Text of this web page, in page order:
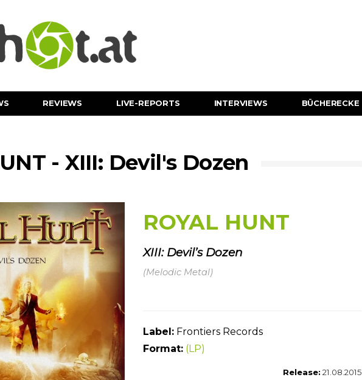
REVIEWS LIVE-REPORTS INTERVIEWS BÜCHERECKE
- XIII: Devil's Dozen
ROYAL HUNT
XIII: Devil’s Dozen
(Melodic Metal)
Label: Frontiers Records
Format: (LP)
Release: 21.08.2015